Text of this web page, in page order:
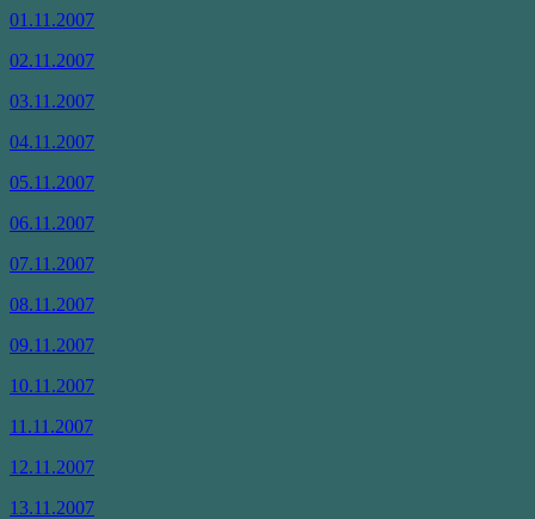
01.11.2007
02.11.2007
03.11.2007
04.11.2007
05.11.2007
06.11.2007
07.11.2007
08.11.2007
09.11.2007
10.11.2007
11.11.2007
12.11.2007
13.11.2007